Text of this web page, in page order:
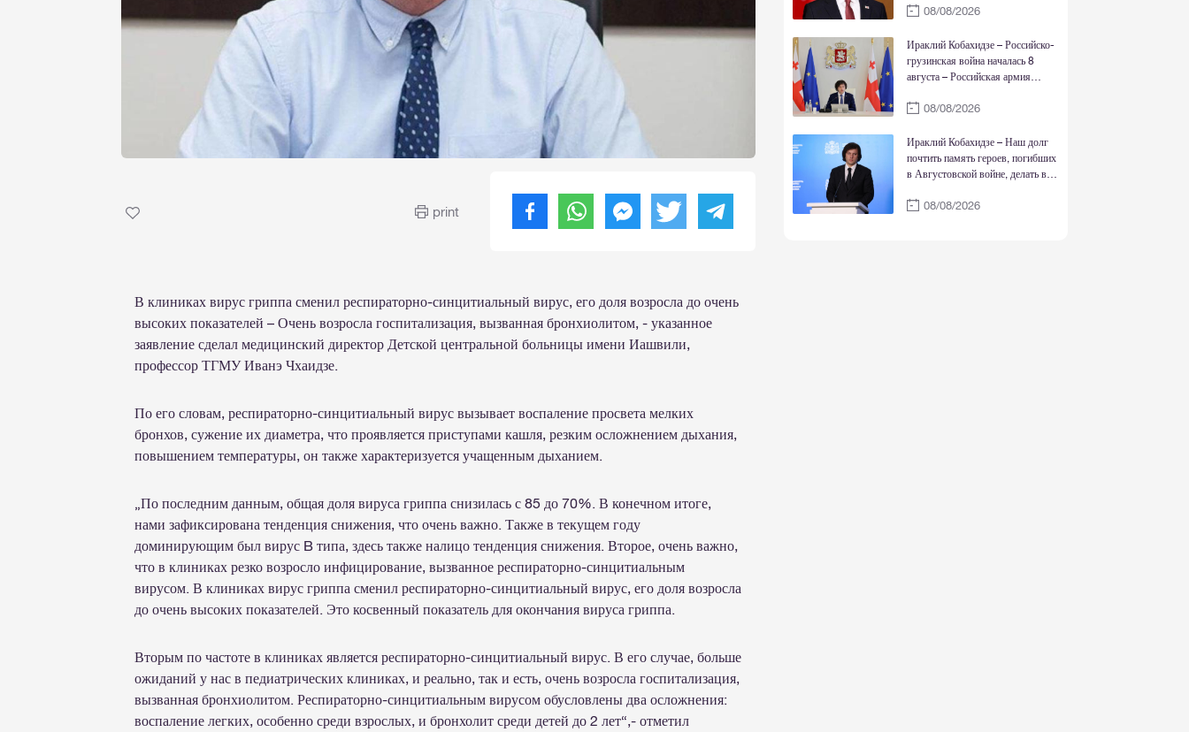
print
В клиниках вирус гриппа сменил респираторно-синцитиальный вирус, его доля возросла до очень
высоких показателей – Очень возросла госпитализация, вызванная бронхиолитом, - указанное
заявление сделал медицинский директор Детской центральной больницы имени Иашвили,
профессор ТГМУ Иванэ Чхаидзе.
По его словам, респираторно-синцитиальный вирус вызывает воспаление просвета мелких
бронхов, сужение их диаметра, что проявляется приступами кашля, резким осложнением дыхания,
повышением температуры, он также характеризуется учащенным дыханием.
„По последним данным, общая доля вируса гриппа снизилась с 85 до 70%. В конечном итоге,
нами зафиксирована тенденция снижения, что очень важно. Также в текущем году
доминирующим был вирус B типа, здесь также налицо тенденция снижения. Второе, очень важно,
что в клиниках резко возросло инфицирование, вызванное респираторно-синцитиальным
вирусом. В клиниках вирус гриппа сменил респираторно-синцитиальный вирус, его доля возросла
до очень высоких показателей. Это косвенный показатель для окончания вируса гриппа.
Вторым по частоте в клиниках является респираторно-синцитиальный вирус. В его случае, больше
ожиданий у нас в педиатрических клиниках, и реально, так и есть, очень возросла госпитализация,
вызванная бронхиолитом. Респираторно-синцитиальным вирусом обусловлены два осложнения:
воспаление легких, особенно среди взрослых, и бронхолит среди детей до 2 лет“,- отметил
Чавчавадзе и Давидом-
является жалкой, трусливой
личностью
08/08/2026
Ираклий Кобахидзе – Российско-
грузинская война началась 8
августа – Российская армия
соответствующее заявление
То, что случилось 7 августа, это
то, что режим Саакашвили
обстрелял Цхинвали
08/08/2026
Ираклий Кобахидзе – Наш долг
почтить память героев, погибших
в Августовской войне, делать все
восстановления территориальной
08/08/2026